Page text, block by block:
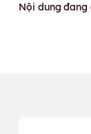
Nội dung đang